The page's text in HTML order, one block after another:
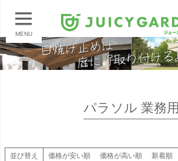
MENU
パラソル 業務用
並び替え 価格が安い順 価格が高い順 新着順